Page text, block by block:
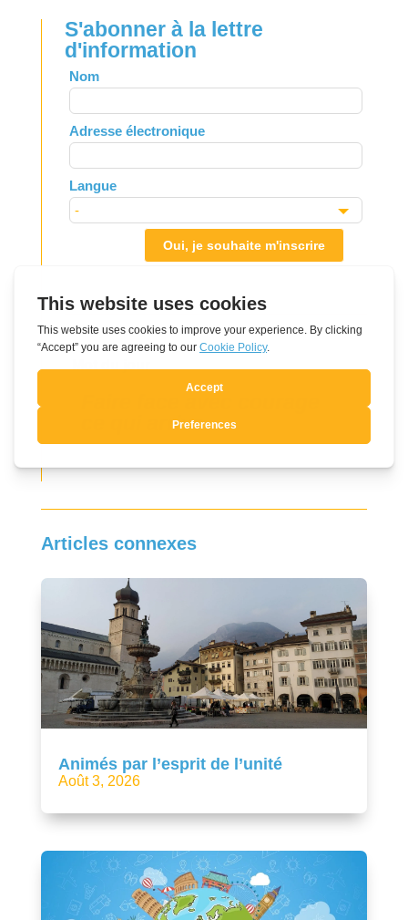
S'abonner à la lettre
d'information
Leave
this
field
blank
Nom
Adresse électronique
Langue
Oui, je souhaite m'inscrire
ce qui arrive
Articles connexes
Animés par l’esprit de l’unité
Août 3, 2026